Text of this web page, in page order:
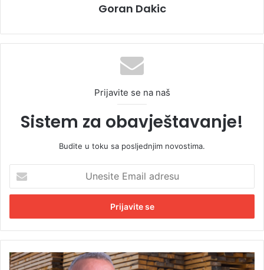
Goran Dakic
Prijavite se na naš
Sistem za obavještavanje!
Budite u toku sa posljednjim novostima.
e
i
t
E
P